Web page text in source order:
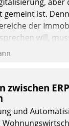
gemeint ist.
der
will,
ist die
optimierte
darf nicht zu
einer neuen
erfordert
zu überprüfen,
zwischen
und